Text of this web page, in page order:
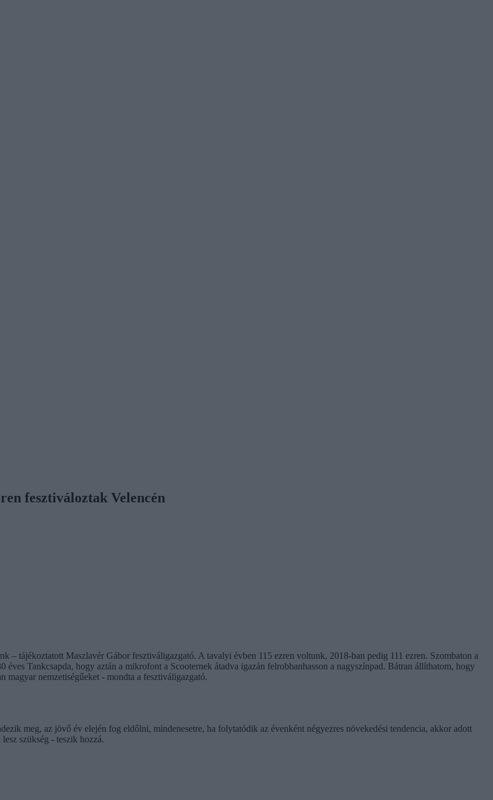
fesztiváloztak Velencén
– tájékoztatott Maszlavér Gábor fesztiváligazgató. A tavalyi évben 115 ezren voltunk, 2018-ban pedig 111 ezren. Szombaton a
Tankcsapda, hogy aztán a mikrofont a Scooternek átadva igazán felrobbanhasson a nagyszínpad. Bátran állíthatom, hogy
magyar nemzetiségűeket - mondta a fesztiváligazgató.
meg, az jövő év elején fog eldőlni, mindenesetre, ha folytatódik az évenként négyezres növekedési tendencia, akkor adott
szükség - teszik hozzá.